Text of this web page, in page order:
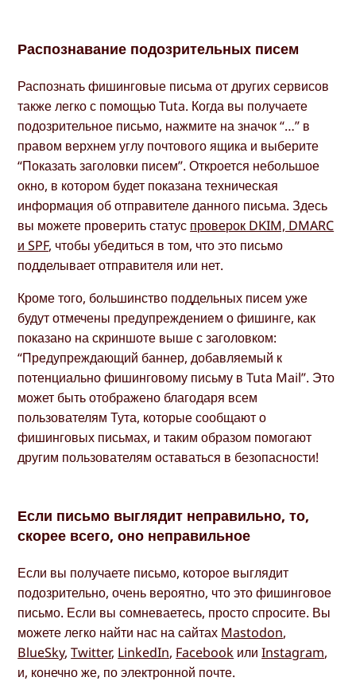
Распознавание подозрительных писем
Распознать фишинговые письма от других сервисов
также легко с помощью Tuta. Когда вы получаете
подозрительное письмо, нажмите на значок “…” в
правом верхнем углу почтового ящика и выберите
“Показать заголовки писем”. Откроется небольшое
окно, в котором будет показана техническая
информация об отправителе данного письма. Здесь
вы можете проверить статус проверок DKIM, DMARC
и SPF, чтобы убедиться в том, что это письмо
подделывает отправителя или нет.
Кроме того, большинство поддельных писем уже
будут отмечены предупреждением о фишинге, как
показано на скриншоте выше с заголовком:
“Предупреждающий баннер, добавляемый к
потенциально фишинговому письму в Tuta Mail”. Это
может быть отображено благодаря всем
пользователям Тута, которые сообщают о
фишинговых письмах, и таким образом помогают
другим пользователям оставаться в безопасности!
Если письмо выглядит неправильно, то,
скорее всего, оно неправильное
Если вы получаете письмо, которое выглядит
подозрительно, очень вероятно, что это фишинговое
письмо. Если вы сомневаетесь, просто спросите. Вы
можете легко найти нас на сайтах Mastodon,
BlueSky,Twitter, LinkedIn, Facebook илиInstagram,
и, конечно же, по электронной почте.